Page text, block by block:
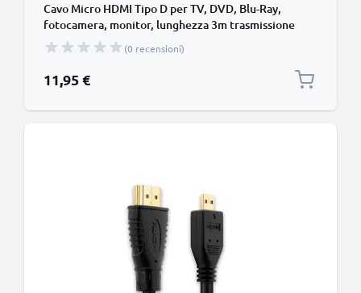
Cavo Micro HDMI Tipo D per TV, DVD, Blu-Ray,
fotocamera, monitor, lunghezza 3m trasmissione
segnale video & audio impeccabile
(0 recensioni)
11,95 €